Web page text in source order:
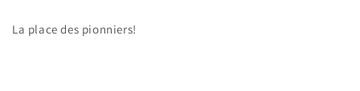
La place des pionniers!